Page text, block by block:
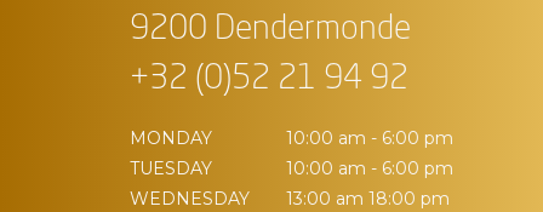
9200 Dendermonde
+32 (0)52 21 94 92
MONDAY
10:00 am - 6:00 pm
TUESDAY
10:00 am - 6:00 pm
WEDNESDAY
13:00 am 18:00 pm